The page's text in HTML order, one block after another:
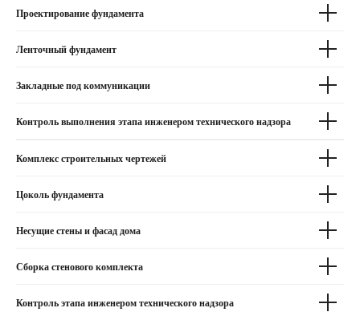
Проектирование фундамента
Ленточный фундамент
Закладные под коммуникации
Контроль выполнения этапа инженером технического надзора
Комплекс строительных чертежей
Цоколь фундамента
Несущие стены и фасад дома
Сборка стенового комплекта
Контроль этапа инженером технического надзора